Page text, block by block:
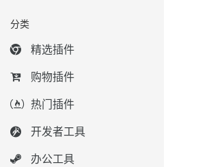
分类
精选插件
购物插件
热门插件
开发者工具
办公工具